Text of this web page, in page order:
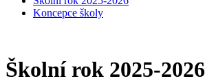
Koncepce školy
Školní rok 2025-2026